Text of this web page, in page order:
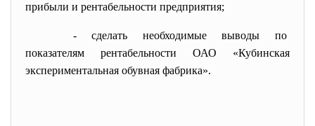
прибыли и рентабельности предприятия;
- сделать необходимые выводы по
показателям рентабельности ОАО «Кубинская
экспериментальная обувная фабрика».